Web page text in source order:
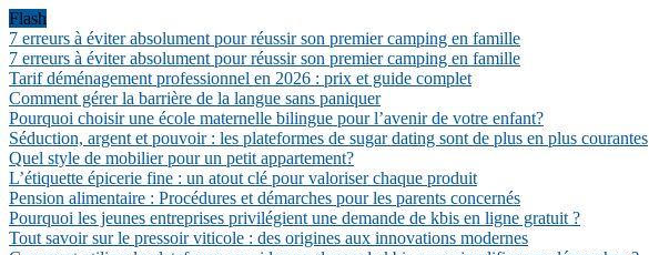
Flash
7 erreurs à éviter absolument pour réussir son premier camping en famille
7 erreurs à éviter absolument pour réussir son premier camping en famille
Tarif déménagement professionnel en 2026 : prix et guide complet
Comment gérer la barrière de la langue sans paniquer
Pourquoi choisir une école maternelle bilingue pour l’avenir de votre enfant?
Séduction, argent et pouvoir : les plateformes de sugar dating sont de plus en plus courantes
Quel style de mobilier pour un petit appartement?
L’étiquette épicerie fine : un atout clé pour valoriser chaque produit
Pension alimentaire : Procédures et démarches pour les parents concernés
Pourquoi les jeunes entreprises privilégient une demande de kbis en ligne gratuit ?
Tout savoir sur le pressoir viticole : des origines aux innovations modernes